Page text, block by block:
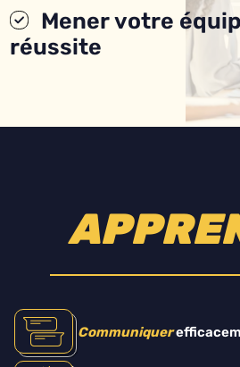
Mener votre
réussite
Communiquer